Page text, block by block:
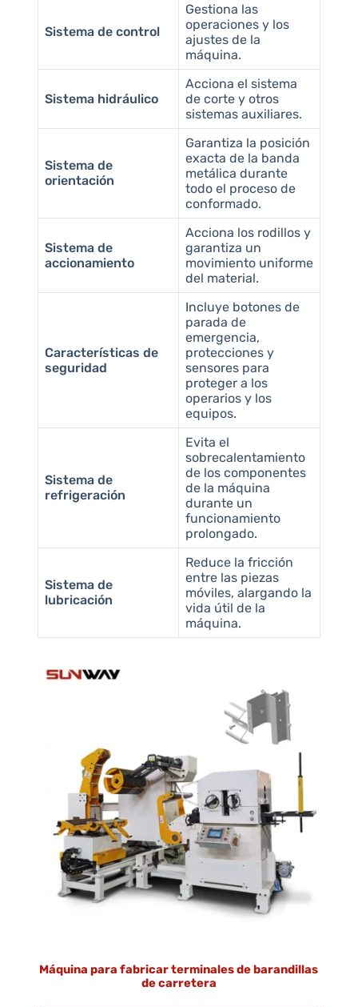
Sistema de control
Gestiona las
operaciones y los
ajustes de la
máquina.
Sistema hidráulico
Acciona el sistema
de corte y otros
sistemas auxiliares.
Sistema de
orientación
Garantiza la posición
exacta de la banda
metálica durante
todo el proceso de
conformado.
Sistema de
accionamiento
Acciona los rodillos y
garantiza un
movimiento uniforme
del material.
Características de
seguridad
Incluye botones de
parada de
emergencia,
protecciones y
sensores para
proteger a los
operarios y los
equipos.
Sistema de
refrigeración
Evita el
sobrecalentamiento
de los componentes
de la máquina
durante un
funcionamiento
prolongado.
Sistema de
lubricación
Reduce la fricción
entre las piezas
móviles, alargando la
vida útil de la
máquina.
Máquina para fabricar terminales de barandillas
de carretera